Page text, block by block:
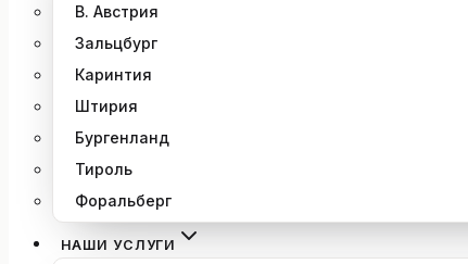
В. Австрия
Зальцбург
Каринтия
Штирия
Бургенланд
Тироль
Форальберг
НАШИ УСЛУГИ